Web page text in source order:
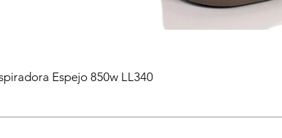
Espejo 850w LL340